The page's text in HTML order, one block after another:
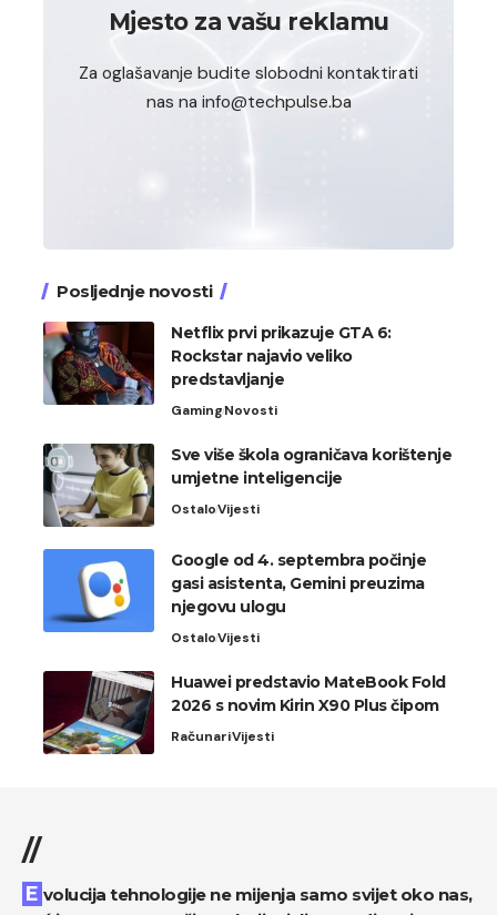
Mjesto za vašu reklamu
Za oglašavanje budite slobodni kontaktirati
nas na info@techpulse.ba
Posljednje novosti
Netflix prvi prikazuje GTA 6:
Rockstar najavio veliko
predstavljanje
GamingNovosti
Sve više škola ograničava korištenje
umjetne inteligencije
OstaloVijesti
Google od 4. septembra počinje
gasi asistenta, Gemini preuzima
njegovu ulogu
OstaloVijesti
Huawei predstavio MateBook Fold
2026 s novim Kirin X90 Plus čipom
RačunariVijesti
//
Evolucija tehnologije ne mijenja samo svijet oko nas,